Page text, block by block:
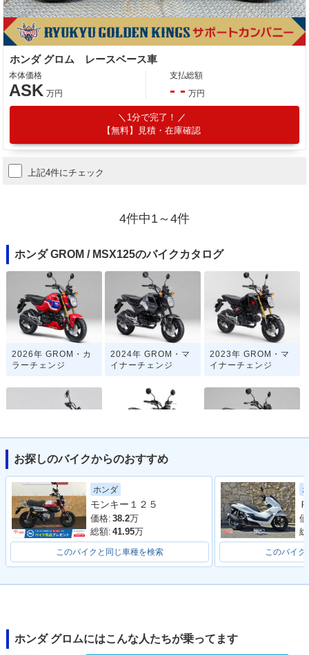
ホンダ グロム レースベース車
本体価格
ASK 万円
支払総額
- - 万円
1分で完了！
【無料】見積・在庫確認
上記4件にチェック
4件中1～4件
ホンダ GROM / MSX125のバイクカタログ
2026年 GROM・カ
ラーチェンジ
2024年 GROM・マ
イナーチェンジ
2023年 GROM・マ
イナーチェンジ
ルモデルチェンジ
ROM
ラーチェンジ
2018年 GROM・カ
2016年 GROM・マ
2016年 MSX125S
お探しのバイクからのおすすめ
ホンダ
モンキー１２５
価格: 38.2万
総額: 41.95万
このバイクと同じ車種を検索 このバイク
ホンダ グロムにはこんな人たちが乗ってます